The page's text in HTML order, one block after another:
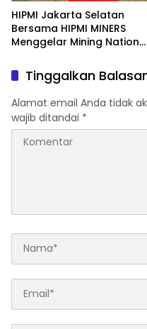
HIPMI Jakarta Selatan
Bersama HIPMI MINERS
Menggelar Mining Nation
Indah Golf Jakarta
Tinggalkan
Alamat email Anda tidak
wajib ditandai *